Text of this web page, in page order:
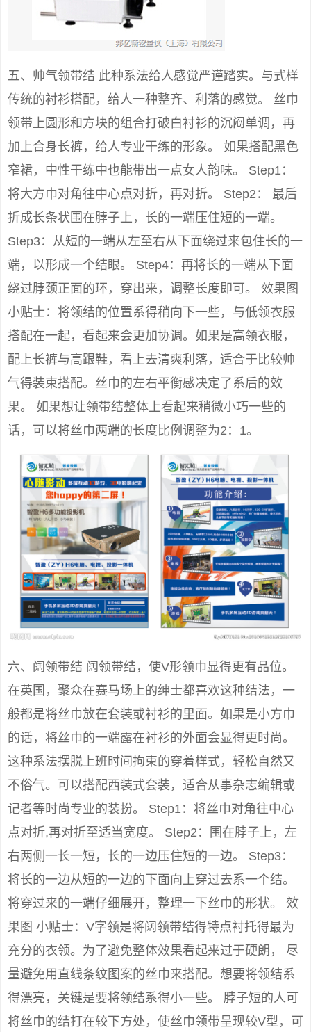
五、帅气领带结 此种系法给人感觉严谨踏实。与式样
传统的衬衫搭配，给人一种整齐、利落的感觉。 丝巾
领带上圆形和方块的组合打破白衬衫的沉闷单调，再
加上合身长裤，给人专业干练的形象。 如果搭配黑色
窄裙，中性干练中也能带出一点女人韵味。 Step1：
将大方巾对角往中心点对折，再对折。 Step2： 最后
折成长条状围在脖子上，长的一端压住短的一端。
Step3：从短的一端从左至右从下面绕过来包住长的一
端，以形成一个结眼。 Step4：再将长的一端从下面
绕过脖颈正面的环，穿出来，调整长度即可。 效果图
小贴士：将领结的位置系得稍向下一些，与低领衣服
搭配在一起，看起来会更加协调。如果是高领衣服，
配上长裤与高跟鞋，看上去清爽利落，适合于比较帅
气得装束搭配。丝巾的左右平衡感决定了系后的效
果。 如果想让领带结整体上看起来稍微小巧一些的
话，可以将丝巾两端的长度比例调整为2：1。
六、阔领带结 阔领带结，使V形领巾显得更有品位。
在英国，聚众在赛马场上的绅士都喜欢这种结法，一
般都是将丝巾放在套装或衬衫的里面。如果是小方巾
的话，将丝巾的一端露在衬衫的外面会显得更时尚。
这种系法摆脱上班时间拘束的穿着样式，轻松自然又
不俗气。可以搭配西装式套装，适合从事杂志编辑或
记者等时尚专业的装扮。 Step1：将丝巾对角往中心
点对折,再对折至适当宽度。 Step2：围在脖子上，左
右两侧一长一短，长的一边压住短的一边。 Step3：
将长的一边从短的一边的下面向上穿过去系一个结。
将穿过来的一端仔细展开，整理一下丝巾的形状。 效
果图 小贴士：V字领是将阔领带结得特点衬托得最为
充分的衣领。为了避免整体效果看起来过于硬朗， 尽
量避免用直线条纹图案的丝巾来搭配。想要将领结系
得漂亮，关键是要将领结系得小一些。 脖子短的人可
将丝巾的结打在较下方处，使丝巾领带呈现较V型，可